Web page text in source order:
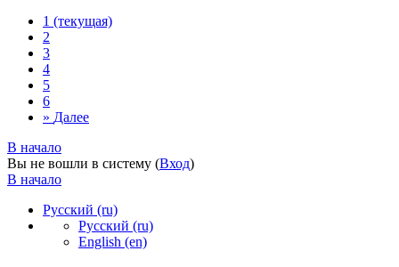
1 (текущая)
2
3
4
5
6
» Далее
В начало
Вы не вошли в систему (Вход)
В начало
Русский ‎(ru)‎
Русский ‎(ru)‎
English ‎(en)‎